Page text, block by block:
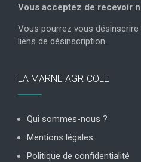
Vous acceptez de recevoir
Vous pourrez vous
liens de désinscription.
LA MARNE AGRICOLE
Qui sommes-nous ?
Mentions légales
Politique de confidentialité